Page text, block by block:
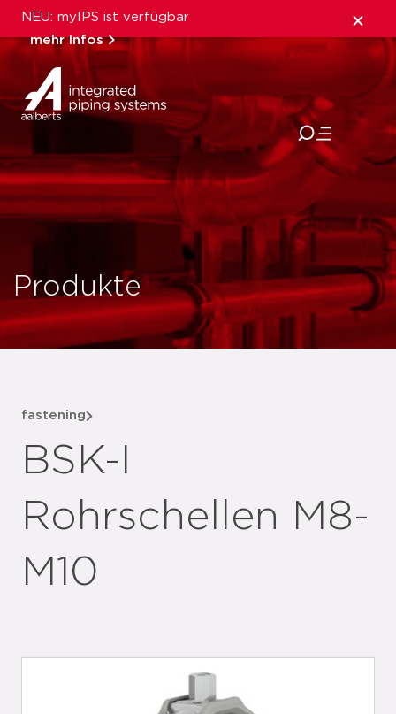
NEU: myIPS ist verfügbar
mehr Infos
schließen
Produkte
fastening
BSK-I
Rohrschellen M8-
M10